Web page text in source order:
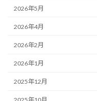
2026年5月
2026年4月
2026年2月
2026年1月
2025年12月